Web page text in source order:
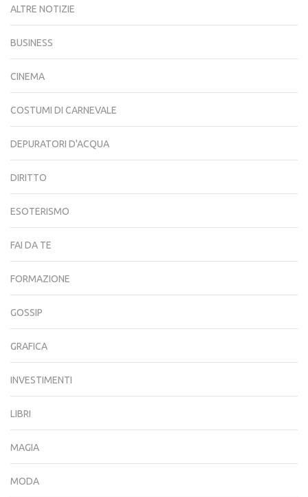
ALTRE NOTIZIE
BUSINESS
CINEMA
COSTUMI DI CARNEVALE
DEPURATORI D'ACQUA
DIRITTO
ESOTERISMO
FAI DA TE
FORMAZIONE
GOSSIP
GRAFICA
INVESTIMENTI
LIBRI
MAGIA
MODA